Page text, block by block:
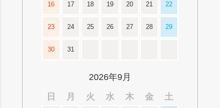
16 17 18 19 20 21 22
23 24 25 26 27 28 29
30 31
2026年9月
日
月 火 水 木 金 土